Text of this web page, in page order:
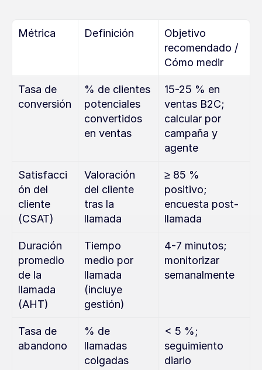
Métrica Definición
Objetivo
recomendado /
Cómo medir
Tasa de
conversión
% de clientes
potenciales
convertidos
en ventas
15-25 % en
ventas B2C;
calcular por
campaña y
agente
Satisfacci
ón del
cliente
(CSAT)
Valoración
del cliente
tras la
llamada
≥ 85 %
positivo;
encuesta post-
llamada
Duración
promedio
de la
llamada
(AHT)
Tiempo
medio por
llamada
(incluye
gestión)
4-7 minutos;
monitorizar
semanalmente
Tasa de
abandono
% de
llamadas
colgadas
< 5 %;
seguimiento
diario